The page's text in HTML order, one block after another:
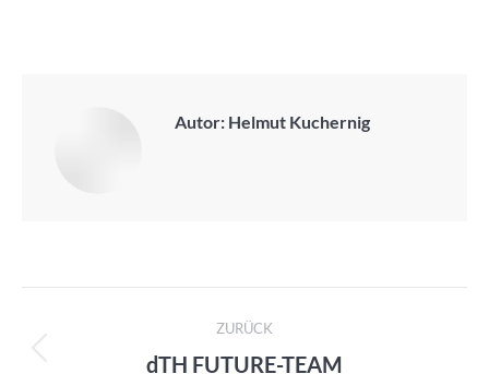
Autor: Helmut Kuchernig
Kommentarnavigation
ZURÜCK
Vorheriger
dTH FUTURE-TEAM